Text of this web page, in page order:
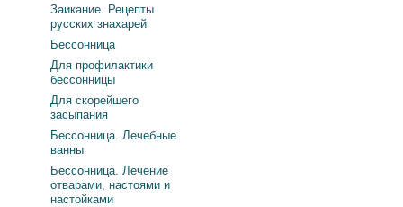
Заикание. Рецепты
русских знахарей
Бессонница
Для профилактики
бессонницы
Для скорейшего
засыпания
Бессонница. Лечебные
ванны
Бессонница. Лечение
отварами, настоями и
настойками